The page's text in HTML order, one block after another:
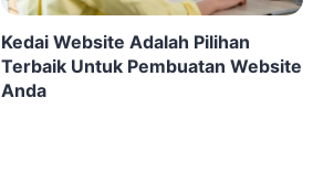
Kedai Website Adalah Pilihan
Terbaik Untuk Pembuatan Website
Anda